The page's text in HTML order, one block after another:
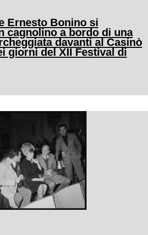
Ernesto Bonino si
cagnolino a bordo di una
davanti al Casinò
giorni del XII Festival di